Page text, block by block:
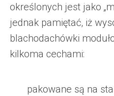
określonych jest jako
jednak pamiętać, iż
blachodachówki
kilkoma cechami:
pakowane są na